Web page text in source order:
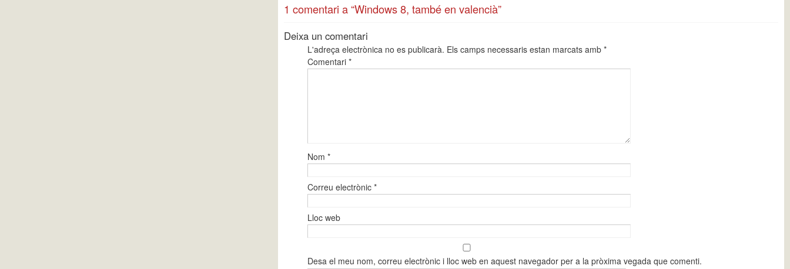
1 comentari a “Windows 8, també en valencià”
Deixa un comentari
L'adreça electrònica no es publicarà. Els camps necessaris estan marcats amb*
Comentari*
Nom*
Correu electrònic*
Lloc web
Desa el meu nom, correu electrònic i lloc web en aquest navegador per a la pròxima vegada que comenti.